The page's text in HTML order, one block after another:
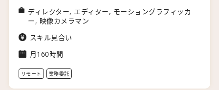
ディレクター, エディター, モーショングラフィッカ
ー, 映像カメラマン
スキル見合い
月160時間
リモート 業務委託